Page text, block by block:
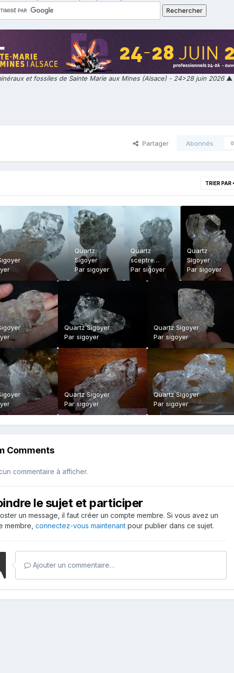
et fossiles de Sainte Marie aux Mines (Alsace) - 24>28 juin 2026▲
Partager Abonnés 0
TRIER PAR
Quartz
Sigoyer
Parsigoyer
Quartz
sceptre
Sigoyer avec
bulle d'eau
Parsigoyer
Quartz
Sigoyer
Parsigoyer
Quartz Sigoyer
Par sigoyer
Quartz Sigoyer
Par sigoyer
Quartz Sigoyer
Parsigoyer
Quartz Sigoyer
Parsigoyer
Comments
commentaire à afficher.
le sujet et participer
un message, il faut créer un compte membre. Si vous avez un
membre, connectez-vous maintenant pour publier dans ce sujet.
Ajouter un commentaire…